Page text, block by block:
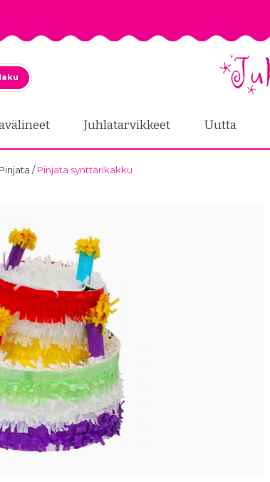
Juhlatarvikkeet Uutta
Pinjata /Pinjata synttärikakku